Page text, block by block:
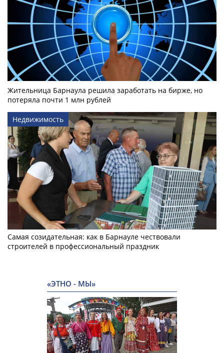
Жительница Барнаула решила заработать на бирже, но
потеряла почти 1 млн рублей
Недвижимость
Самая созидательная: как в Барнауле чествовали
строителей в профессиональный праздник
«ЭТНО - МЫ»